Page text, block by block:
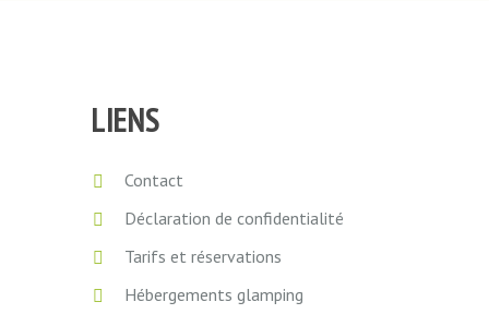
LIENS
Contact
Déclaration de confidentialité
Tarifs et réservations
Hébergements glamping